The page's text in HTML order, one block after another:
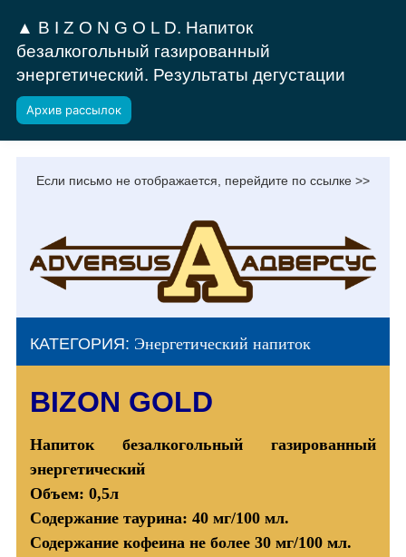
▲ B I Z O N G O L D. Напиток
безалкогольный газированный
энергетический. Результаты дегустации
Архив рассылок
Если письмо не отображается, перейдите по ссылке >>
КАТЕГОРИЯ: Энергетический напиток
BIZON GOLD
Напиток безалкогольный газированный
энергетический
Объем: 0,5л
Содержание таурина: 40 мг/100 мл.
Содержание кофеина не более 30 мг/100 мл.